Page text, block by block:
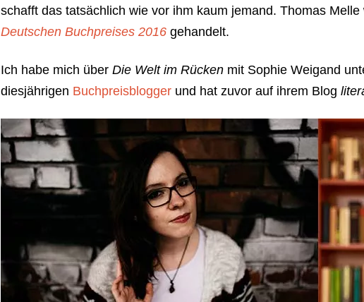
schafft das tatsächlich wie vor ihm kaum jemand. Thomas
Deutschen Buchpreises 2016 gehandelt.
Ich habe mich über Die Welt im Rücken mit Sophie Weigand
diesjährigen Buchpreisblogger und hat zuvor auf ihrem Blog